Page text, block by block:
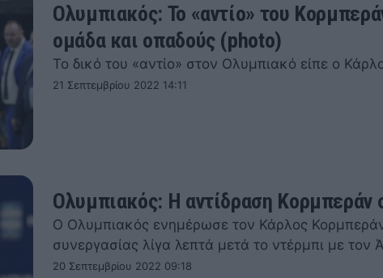
Ολυμπιακός: Το «αντίο» του
ομάδα και οπαδούς (photo)
Το δικό του «αντίο» στον Ολυμπιακό είπε ο
21 Σεπτεμβρίου 2022 14:11
Ολυμπιακός: Η αντίδραση Κορμπεράν
Ο Ολυμπιακός ενημέρωσε τον Κάρλος
συνεργασίας λίγα λεπτά μετά το ντέρμπι με τον
20 Σεπτεμβρίου 2022 09:18